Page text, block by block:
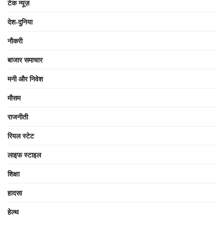
टेक न्यूज़
देश-दुनिया
नौकरी
बाजार समाचार
मनी और निवेश
मौसम
राजनीती
रियल स्टेट
लाइफ स्टाइल
शिक्षा
हादसा
हेल्थ